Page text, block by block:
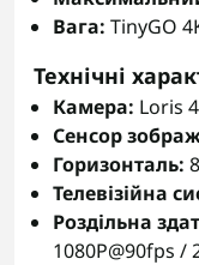
Вага: TinyGO
Технічні
Камера: Loris
Сенсор
Горизонталь:
Телевізійна
Роздільна
1080P@90fps /